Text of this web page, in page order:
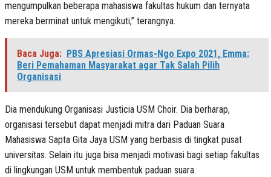
mengumpulkan beberapa mahasiswa fakultas hukum dan ternyata
mereka berminat untuk mengikuti,” terangnya.
Baca Juga: PBS Apresiasi Ormas-Ngo Expo 2021, Emma:
Beri Pemahaman Masyarakat agar Tak Salah Pilih
Organisasi
Dia mendukung Organisasi Justicia USM Choir. Dia berharap,
organisasi tersebut dapat menjadi mitra dari Paduan Suara
Mahasiswa Sapta Gita Jaya USM yang berbasis di tingkat pusat
universitas. Selain itu juga bisa menjadi motivasi bagi setiap fakultas
di lingkungan USM untuk membentuk paduan suara.